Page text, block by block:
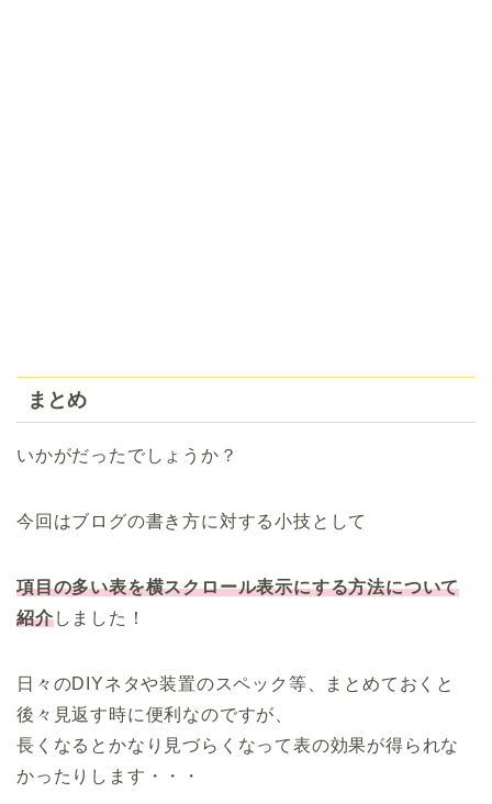
まとめ
いかがだったでしょうか？
今回はブログの書き方に対する小技として
項目の多い表を横スクロール表示にする方法について
紹介しました！
日々のDIYネタや装置のスペック等、まとめておくと
後々見返す時に便利なのですが、
長くなるとかなり見づらくなって表の効果が得られな
かったりします・・・